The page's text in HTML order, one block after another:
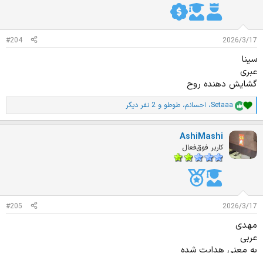
2026/3/17
#204
سینا
عبری
گشایش دهنده روح
ا
م
ز
Setaaa، احسانم، طوطو و 2 نفر دیگر
AshiMashi
کاربر فوق‌فعال
2026/3/17
#205
مهدی
عربی